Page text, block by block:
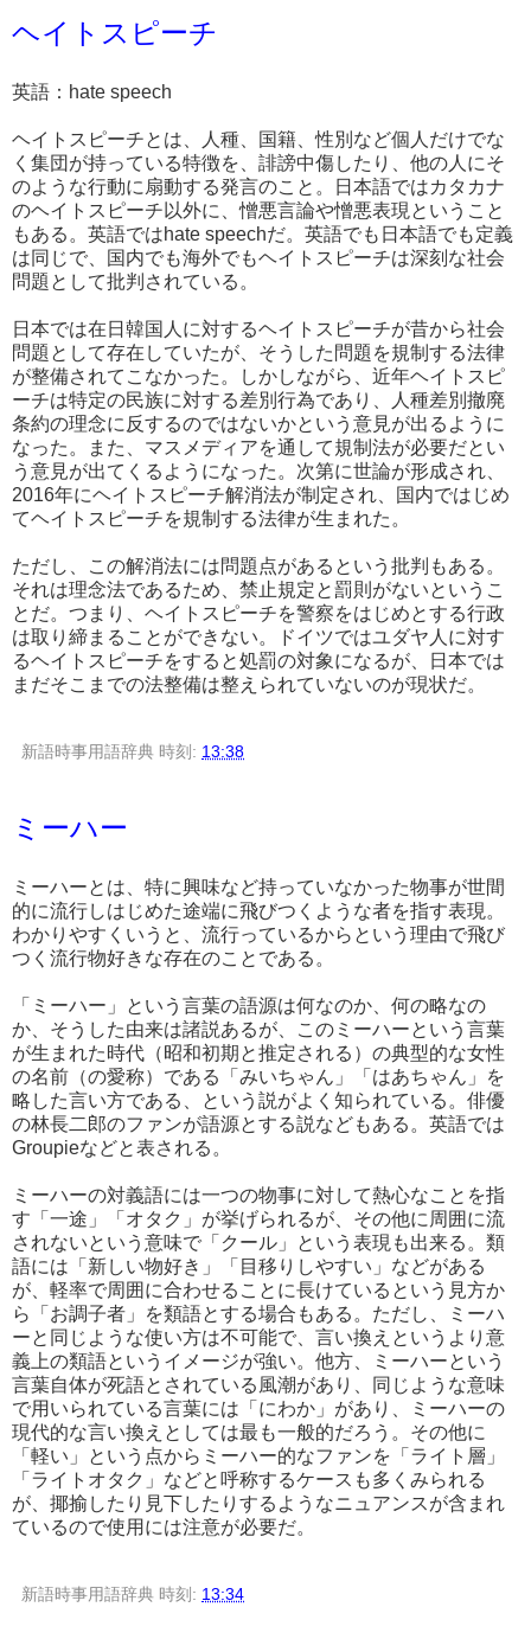
ヘイトスピーチ
英語：hate speech
ヘイトスピーチとは、人種、国籍、性別など個人だけでな
く集団が持っている特徴を、誹謗中傷したり、他の人にそ
のような行動に扇動する発言のこと。日本語ではカタカナ
のヘイトスピーチ以外に、憎悪言論や憎悪表現ということ
もある。英語ではhate speechだ。英語でも日本語でも定義
は同じで、国内でも海外でもヘイトスピーチは深刻な社会
問題として批判されている。
日本では在日韓国人に対するヘイトスピーチが昔から社会
問題として存在していたが、そうした問題を規制する法律
が整備されてこなかった。しかしながら、近年ヘイトスピ
ーチは特定の民族に対する差別行為であり、人種差別撤廃
条約の理念に反するのではないかという意見が出るように
なった。また、マスメディアを通して規制法が必要だとい
う意見が出てくるようになった。次第に世論が形成され、
2016年にヘイトスピーチ解消法が制定され、国内ではじめ
てヘイトスピーチを規制する法律が生まれた。
ただし、この解消法には問題点があるという批判もある。
それは理念法であるため、禁止規定と罰則がないというこ
とだ。つまり、ヘイトスピーチを警察をはじめとする行政
は取り締まることができない。ドイツではユダヤ人に対す
るヘイトスピーチをすると処罰の対象になるが、日本では
まだそこまでの法整備は整えられていないのが現状だ。
新語時事用語辞典 時刻: 13:38
ミーハー
ミーハーとは、特に興味など持っていなかった物事が世間
的に流行しはじめた途端に飛びつくような者を指す表現。
わかりやすくいうと、流行っているからという理由で飛び
つく流行物好きな存在のことである。
「ミーハー」という言葉の語源は何なのか、何の略なの
か、そうした由来は諸説あるが、このミーハーという言葉
が生まれた時代（昭和初期と推定される）の典型的な女性
の名前（の愛称）である「みいちゃん」「はあちゃん」を
略した言い方である、という説がよく知られている。俳優
の林長二郎のファンが語源とする説などもある。英語では
Groupieなどと表される。
ミーハーの対義語には一つの物事に対して熱心なことを指
す「一途」「オタク」が挙げられるが、その他に周囲に流
されないという意味で「クール」という表現も出来る。類
語には「新しい物好き」「目移りしやすい」などがある
が、軽率で周囲に合わせることに長けているという見方か
ら「お調子者」を類語とする場合もある。ただし、ミーハ
ーと同じような使い方は不可能で、言い換えというより意
義上の類語というイメージが強い。他方、ミーハーという
言葉自体が死語とされている風潮があり、同じような意味
で用いられている言葉には「にわか」があり、ミーハーの
現代的な言い換えとしては最も一般的だろう。その他に
「軽い」という点からミーハー的なファンを「ライト層」
「ライトオタク」などと呼称するケースも多くみられる
が、揶揄したり見下したりするようなニュアンスが含まれ
ているので使用には注意が必要だ。
新語時事用語辞典 時刻: 13:34